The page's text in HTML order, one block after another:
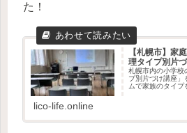
た！
【札幌市】家
理タイプ別片
札幌市内の小学校
プ別片づけ講座」
ムで家族のタイプ
lico-life.online